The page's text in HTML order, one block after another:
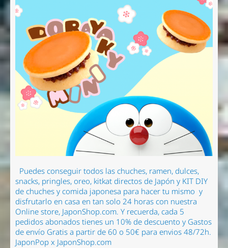
Puedes conseguir todos las chuches, ramen, dulces,
snacks, pringles, oreo, kitkat directos de Japón y KIT DIY
de chuches y comida japonesa para hacer tu mismo y
disfrutarlo en casa en tan solo 24 horas con nuestra
Online store, JaponShop.com. Y recuerda, cada 5
pedidos abonados tienes un 10% de descuento y Gastos
de envío Gratis a partir de 60 o 50€ para envios 48/72h.
JaponPop x JaponShop.com